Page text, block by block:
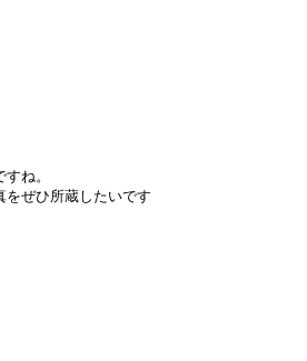
ね。
をぜひ所蔵したいです